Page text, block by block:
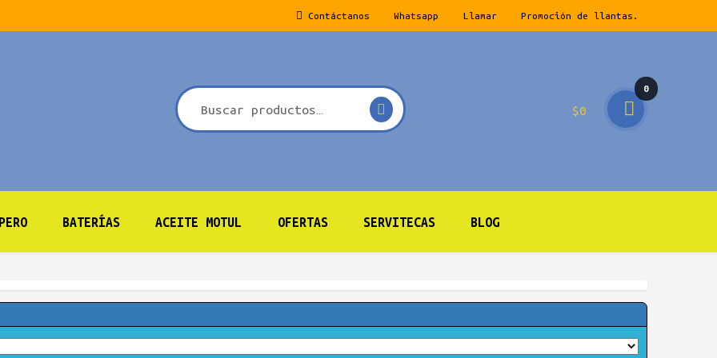
Contáctanos Whatsapp Llamar Promoción de llantas.
$0
0
prod
BATERÍAS ACEITE MOTUL OFERTAS SERVITECAS BLOG